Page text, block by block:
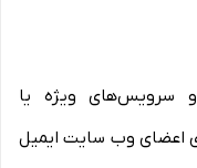
و سرویس‌های ویژه یا
اعضای وب سایت ایمیل